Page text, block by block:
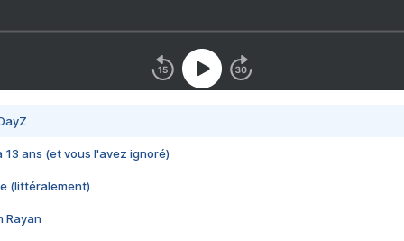
13 ans (et vous l'avez ignoré)
(littéralement)
Rayan